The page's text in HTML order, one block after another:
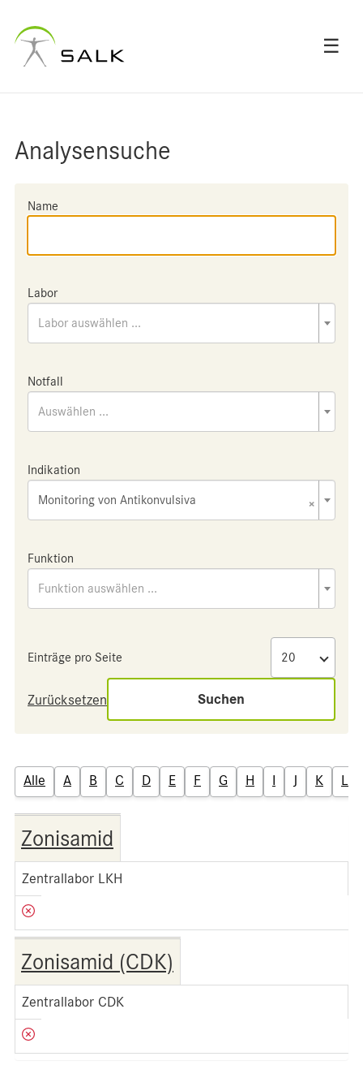
☰
Analysensuche
Name
Labor
Labor auswählen ...
Notfall
Auswählen ...
Indikation
×
Monitoring von Antikonvulsiva
Funktion
Funktion auswählen ...
Einträge pro Seite
Zurücksetzen Suchen
Alle A B C D E F G H I J K L
Zonisamid
Zentrallabor LKH
Zonisamid (CDK)
Zentrallabor CDK